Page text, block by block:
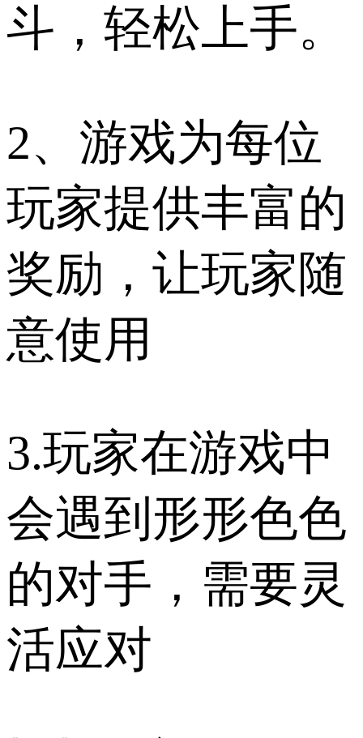
斗，轻松上手。
2、游戏为每位
玩家提供丰富的
奖励，让玩家随
意使用
3.玩家在游戏中
会遇到形形色色
的对手，需要灵
活应对